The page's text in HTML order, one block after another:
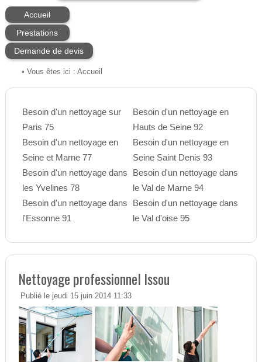
Accueil
Prestations
Demande de devis
• Vous êtes ici : Accueil
Besoin d'un nettoyage sur
Paris 75
Besoin d'un nettoyage en
Seine et Marne 77
Besoin d'un nettoyage dans
les Yvelines 78
Besoin d'un nettoyage dans
l'Essonne 91
Besoin d'un nettoyage en
Hauts de Seine 92
Besoin d'un nettoyage en
Seine Saint Denis 93
Besoin d'un nettoyage dans
le Val de Marne 94
Besoin d'un nettoyage dans
le Val d'oise 95
Nettoyage professionnel Issou
Publié le jeudi 15 juin 2014 11:33